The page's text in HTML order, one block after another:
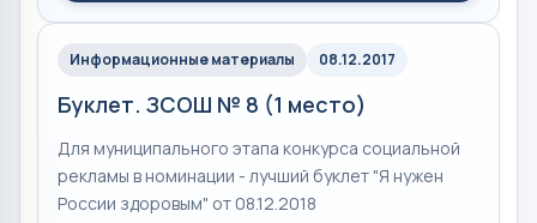
Информационные материалы 08.12.2017
Буклет. ЗСОШ № 8 (1 место)
Для муниципального этапа конкурса социальной
рекламы в номинации - лучший буклет "Я нужен
России здоровым" от 08.12.2018